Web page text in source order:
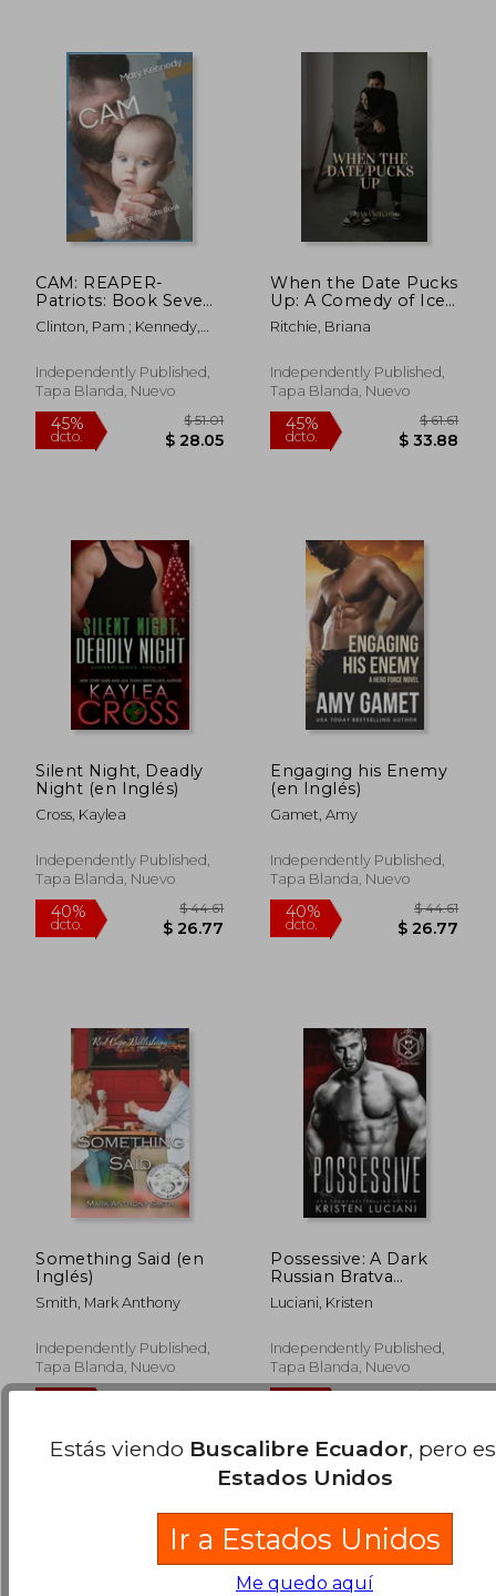
dcto. dcto. $
45%
dcto.
45%
dcto.
CAM: REAPER-
Patriots: Book Seven
(en Inglés)
Clinton, Pam ; Kennedy,
Independently Published,
Tapa Blanda, Nuevo
45%
dcto.
$ 51.01
When the Date Pucks
Up: A Comedy of Ice,
Love, and
Misadventure on Thin
Love, Laughter, and
Unforgettable Puck-
Ritchie, Briana
Independently Published,
Tapa Blanda, Nuevo
45%
dcto.
Silent Night, Deadly
Night (en Inglés)
Cross, Kaylea
Independently Published,
Tapa Blanda, Nuevo
Engaging his Enemy
(en Inglés)
Gamet, Amy
Independently Published,
Tapa Blanda, Nuevo
Something Said (en
Inglés)
Smith, Mark Anthony
Independently Published,
Tapa Blanda, Nuevo
Possessive: A Dark
Russian Bratva
Romance (en Inglés)
Luciani, Kristen
Independently Published,
Tapa Blanda, Nuevo
Estás viendo Buscalibre Ecuador, pero
Estados Unidos
Ir a Estados Unidos
Me quedo aquí